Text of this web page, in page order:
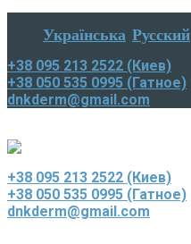
Українська Русский
+38 095 213 2522 (Киев)
+38 050 535 0995 (Гатное)
dnkderm@gmail.com
+38 095 213 2522 (Киев)
+38 050 535 0995 (Гатное)
dnkderm@gmail.com